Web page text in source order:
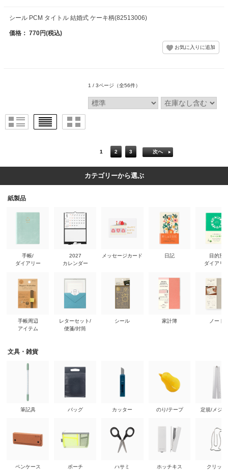
シール PCM タイトル 結婚式 ケーキ柄(82513006)
価格： 770円(税込)
1 / 3ページ （全56件）
1 2 3 次へ
カテゴリーから選ぶ
紙製品
手帳/
ダイアリー
手帳周辺
アイテム
2027
カレンダー
レターセット/
便箋/封筒
メッセージカード
シール
日記
家計簿
目的別
ダイアリ
ノート
文具・雑貨
筆記具
ペンケース
バッグ
ポーチ
カッター
ハサミ
のり/テープ
ホッチキス
定規/メジ
クリップ